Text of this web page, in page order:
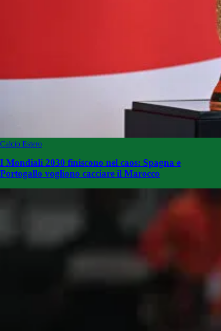
Calcio Estero
I Mondiali 2030 finiscono nel caos: Spagna e
Portogallo vogliono cacciare il Marocco